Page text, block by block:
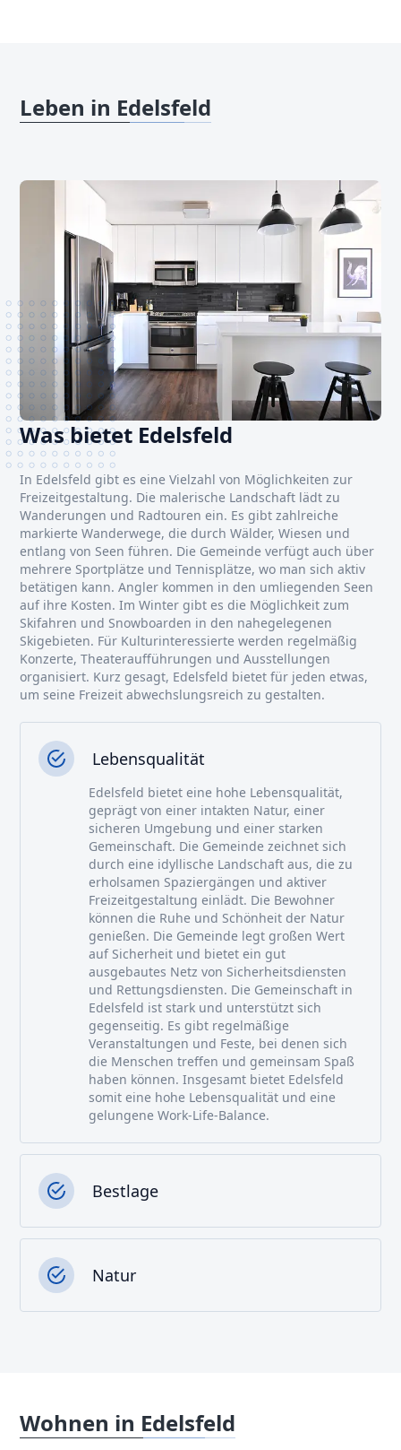
Leben in Edelsfeld
Was bietet Edelsfeld
In Edelsfeld gibt es eine Vielzahl von Möglichkeiten zur
Freizeitgestaltung. Die malerische Landschaft lädt zu
Wanderungen und Radtouren ein. Es gibt zahlreiche
markierte Wanderwege, die durch Wälder, Wiesen und
entlang von Seen führen. Die Gemeinde verfügt auch über
mehrere Sportplätze und Tennisplätze, wo man sich aktiv
betätigen kann. Angler kommen in den umliegenden Seen
auf ihre Kosten. Im Winter gibt es die Möglichkeit zum
Skifahren und Snowboarden in den nahegelegenen
Skigebieten. Für Kulturinteressierte werden regelmäßig
Konzerte, Theateraufführungen und Ausstellungen
organisiert. Kurz gesagt, Edelsfeld bietet für jeden etwas,
um seine Freizeit abwechslungsreich zu gestalten.
Lebensqualität
Edelsfeld bietet eine hohe Lebensqualität,
geprägt von einer intakten Natur, einer
sicheren Umgebung und einer starken
Gemeinschaft. Die Gemeinde zeichnet sich
durch eine idyllische Landschaft aus, die zu
erholsamen Spaziergängen und aktiver
Freizeitgestaltung einlädt. Die Bewohner
können die Ruhe und Schönheit der Natur
genießen. Die Gemeinde legt großen Wert
auf Sicherheit und bietet ein gut
ausgebautes Netz von Sicherheitsdiensten
und Rettungsdiensten. Die Gemeinschaft in
Edelsfeld ist stark und unterstützt sich
gegenseitig. Es gibt regelmäßige
Veranstaltungen und Feste, bei denen sich
die Menschen treffen und gemeinsam Spaß
haben können. Insgesamt bietet Edelsfeld
somit eine hohe Lebensqualität und eine
gelungene Work-Life-Balance.
Bestlage
Natur
Wohnen in Edelsfeld